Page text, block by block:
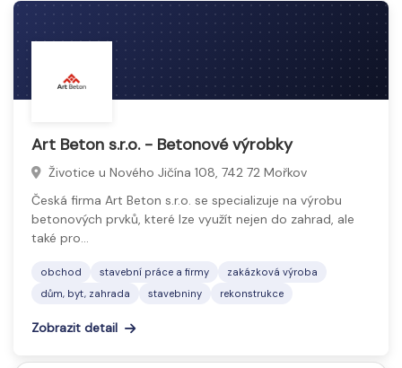
Art Beton s.r.o. - Betonové výrobky
Životice u Nového Jičína 108, 742 72 Mořkov
Česká firma Art Beton s.r.o. se specializuje na výrobu
betonových prvků, které lze využít nejen do zahrad, ale
také pro…
obchod stavební práce a firmy
zakázková výroba
dům, byt, zahrada
stavebniny rekonstrukce
Zobrazit detail